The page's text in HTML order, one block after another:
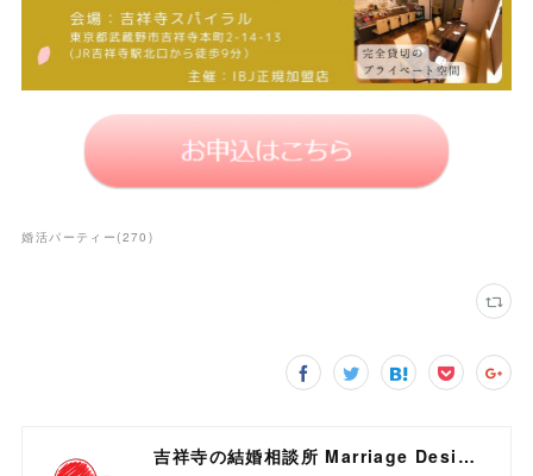
婚活パーティー(270 )
吉祥寺の結婚相談所 Marriage Design Agency